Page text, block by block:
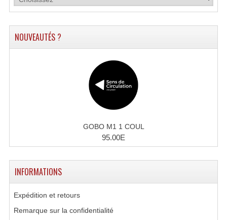
Membrannes De Haut Parleurs
Pieces Détachées Sav
Accessoires Public-Adress L100V
Amplificateurs (L 100v)
Enceintes Encastrables Ligne 100V 4-8 Ohm
NOUVEAUTÉS ?
GOBO M1 1 COUL
95.00E
INFORMATIONS
Expédition et retours
Remarque sur la confidentialité